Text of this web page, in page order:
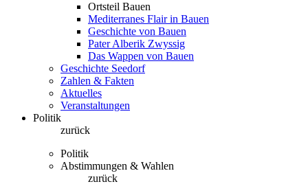
Ortsteil Bauen
Mediterranes Flair in Bauen
Geschichte von Bauen
Pater Alberik Zwyssig
Das Wappen von Bauen
Geschichte Seedorf
Zahlen & Fakten
Aktuelles
Veranstaltungen
Politik
zurück
Politik
Abstimmungen & Wahlen
zurück